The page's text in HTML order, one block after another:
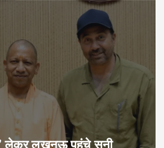
लेकर लखनऊ पहुंचे सनी